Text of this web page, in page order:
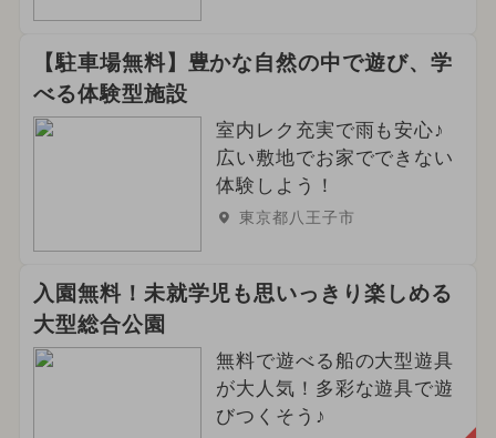
【駐車場無料】豊かな自然の中で遊び、学
べる体験型施設
室内レク充実で雨も安心♪
広い敷地でお家でできない
体験しよう！
東京都八王子市
入園無料！未就学児も思いっきり楽しめる
大型総合公園
無料で遊べる船の大型遊具
が大人気！多彩な遊具で遊
びつくそう♪